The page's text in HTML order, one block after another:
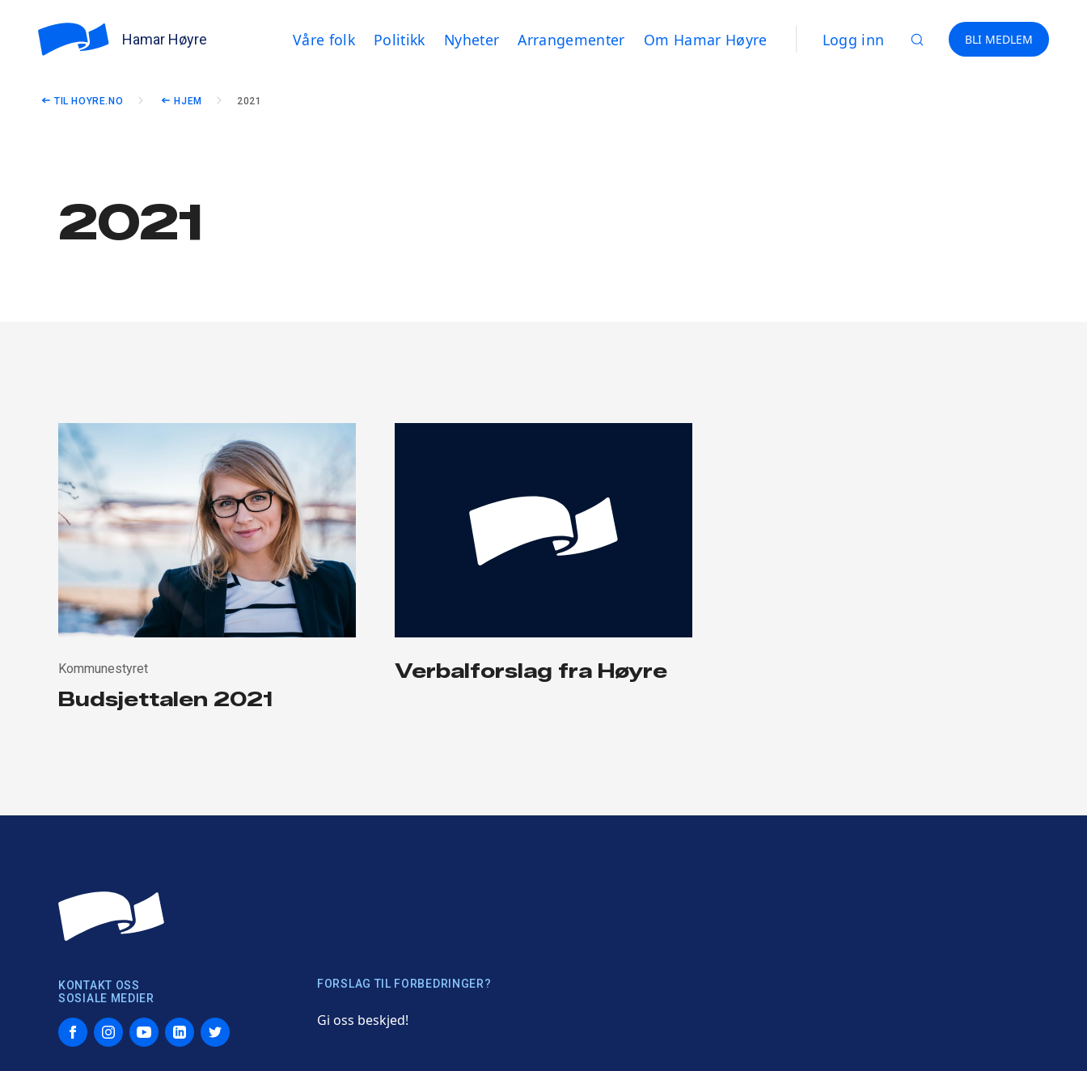
Hamar Høyre Våre folk Politikk Nyheter Arrangementer Om Hamar Høyre Logg inn BLI MEDLEM
TIL HOYRE.NO HJEM 2021
2021
Kommunestyret
Budsjettalen 2021
Verbalforslag fra Høyre
KONTAKT OSS
SOSIALE MEDIER
FacebookInstagramYouTubeLinkedInTwitter
FORSLAG TIL FORBEDRINGER?
Gi oss beskjed!